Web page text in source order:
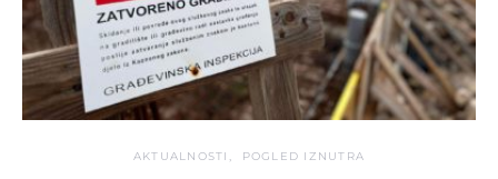
AKTUALNOSTI POGLED IZNUTRA